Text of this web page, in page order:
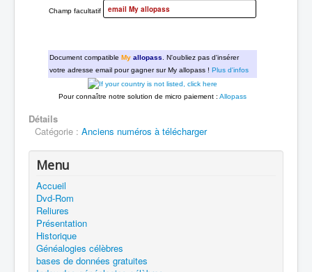
Champ facultatif
Document compatible My allopass . N'oubliez pas d'insérer
votre adresse email pour gagner sur My allopass ! Plus d'infos
Pour connaître notre solution de micro paiement : Allopass
Détails
Catégorie : Anciens numéros à télécharger
Menu
Accueil
Dvd-Rom
Reliures
Présentation
Historique
Généalogies célèbres
bases de données gratuites